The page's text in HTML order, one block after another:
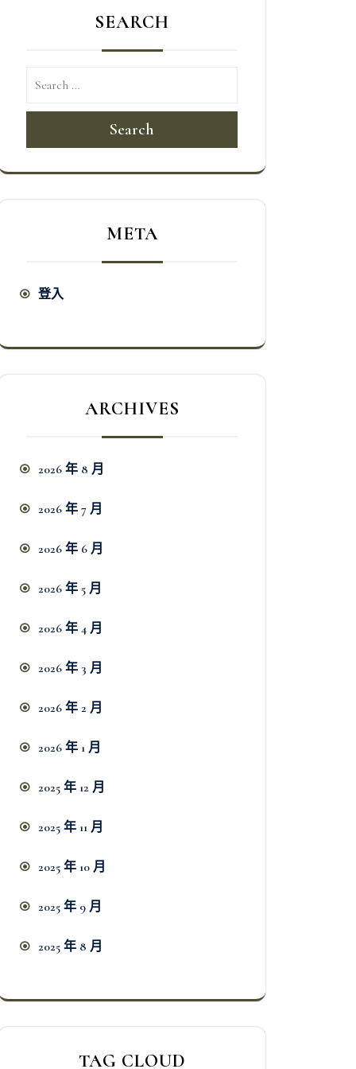
SEARCH
Search
META
登入
ARCHIVES
2026 年 8 月
2026 年 7 月
2026 年 6 月
2026 年 5 月
2026 年 4 月
2026 年 3 月
2026 年 2 月
2026 年 1 月
2025 年 12 月
2025 年 11 月
2025 年 10 月
2025 年 9 月
2025 年 8 月
TAG CLOUD